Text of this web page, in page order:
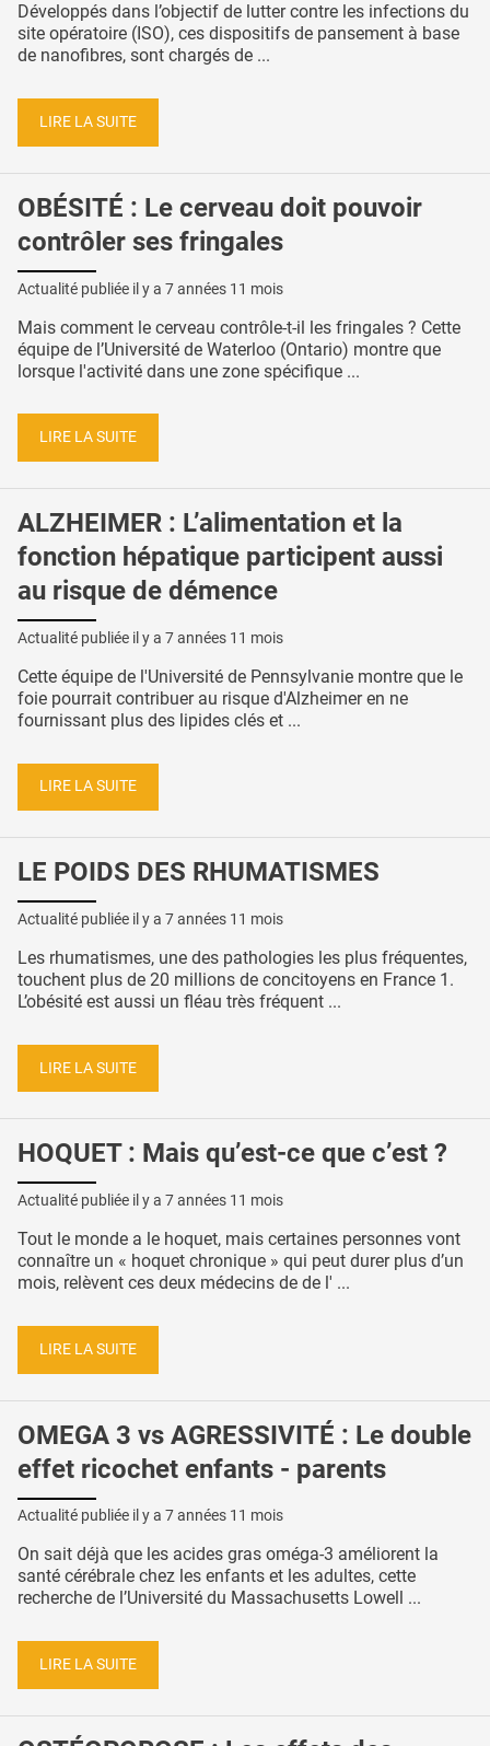
Développés dans l’objectif de lutter contre les infections du
site opératoire (ISO), ces dispositifs de pansement à base
de nanofibres, sont chargés de ...
LIRE LA SUITE
OBÉSITÉ : Le cerveau doit pouvoir
contrôler ses fringales
Actualité publiée il y a 7 années 11 mois
Mais comment le cerveau contrôle-t-il les fringales ? Cette
équipe de l’Université de Waterloo (Ontario) montre que
lorsque l'activité dans une zone spécifique ...
LIRE LA SUITE
ALZHEIMER : L’alimentation et la
fonction hépatique participent aussi
au risque de démence
Actualité publiée il y a 7 années 11 mois
Cette équipe de l'Université de Pennsylvanie montre que le
foie pourrait contribuer au risque d'Alzheimer en ne
fournissant plus des lipides clés et ...
LIRE LA SUITE
LE POIDS DES RHUMATISMES
Actualité publiée il y a 7 années 11 mois
Les rhumatismes, une des pathologies les plus fréquentes,
touchent plus de 20 millions de concitoyens en France 1.
L’obésité est aussi un fléau très fréquent ...
LIRE LA SUITE
HOQUET : Mais qu’est-ce que c’est ?
Actualité publiée il y a 7 années 11 mois
Tout le monde a le hoquet, mais certaines personnes vont
connaître un « hoquet chronique » qui peut durer plus d’un
mois, relèvent ces deux médecins de de l' ...
LIRE LA SUITE
OMEGA 3 vs AGRESSIVITÉ : Le double
effet ricochet enfants - parents
Actualité publiée il y a 7 années 11 mois
On sait déjà que les acides gras oméga-3 améliorent la
santé cérébrale chez les enfants et les adultes, cette
recherche de l’Université du Massachusetts Lowell ...
LIRE LA SUITE